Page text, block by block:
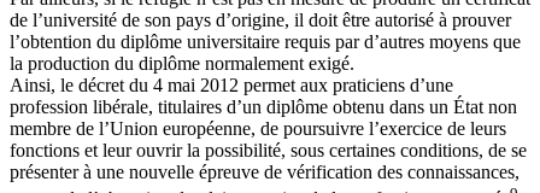
de l’université de son pays d’origine, il doit être autorisé à prouver
l’obtention du diplôme universitaire requis par d’autres moyens que
la production du diplôme normalement exigé.
Ainsi, le décret du 4 mai 2012 permet aux praticiens d’une
profession libérale, titulaires d’un diplôme obtenu dans un État non
membre de l’Union européenne, de poursuivre l’exercice de leurs
fonctions et leur ouvrir la possibilité, sous certaines conditions, de se
présenter à une nouvelle épreuve de vérification des connaissances,